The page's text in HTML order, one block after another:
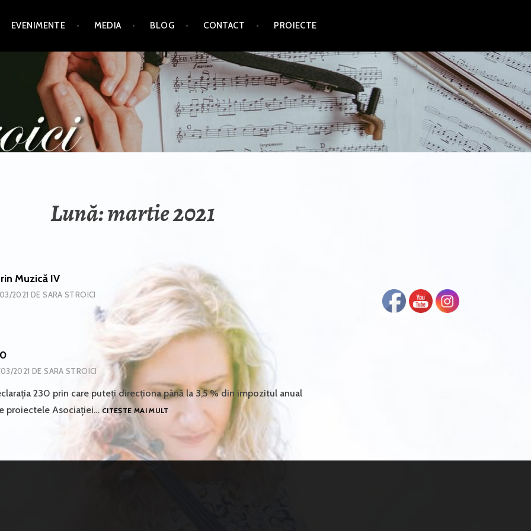
EVENIMENTE MEDIA BLOG CONTACT PROIECTE
Lună:martie 2021
Muzică IV
2021 DESARA STROICI
2021 DESARA STROICI
230 prin care puteți direcționa până la 3,5 % din impozitul anual
proiectele Asociației… CITEȘTE MAI MULT
230